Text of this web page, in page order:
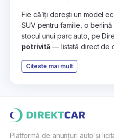
Fie că îți dorești un model
SUV pentru familie, o
stocul unui parc auto, pe
potrivită — listată direct de
Citeste mai mult
Platformă de anunțuri auto și